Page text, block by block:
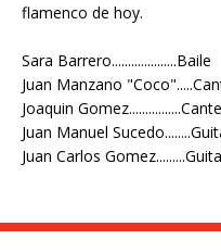
flamenco de hoy.
Sara Barrero....................Baile
Juan Manzano
Joaquin Gomez................Cante
Juan Manuel
Juan Carlos